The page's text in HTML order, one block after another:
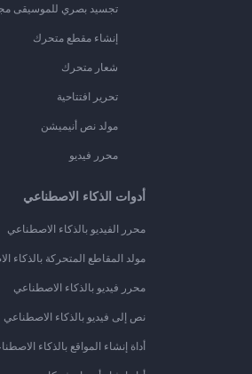
تجسيد بصري للموسيقى
إنشاء مقطع متحرك
شعار متحرك
تحرير افتتاحية
مولد نص أنيميشن
محرر فيديو
أدوات الذكاء الاصطناعي
محرر الفيديو بالذكاء الاصطناعي
مولد المقاطع المتحركة بالذكاء
محرر فيديو بالذكاء الاصطناعي
نص إلى فيديو بالذكاء الاصطناعي
أداة إنشاء المواقع بالذكاء